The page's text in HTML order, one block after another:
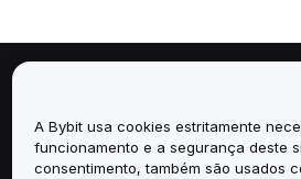
Serviços
A Bybit usa cookies estritamente
funcionamento e a segurança deste
consentimento, também são usados